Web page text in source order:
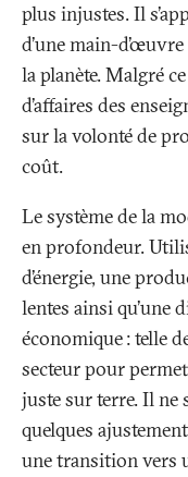
plus injustes. Il
d’une main-
la planète. Malgré
d’affaires des
sur la volonté de
coût.
Le système de la
en profondeur.
d’énergie, une
lentes ainsi qu’une
économique: telle
secteur pour
juste sur terre. Il ne
quelques
une transition vers